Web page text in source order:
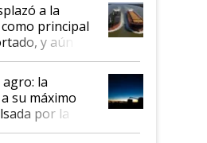
a la
principal
y aún así
seis de cada
el
semestre
la
su máximo
por la